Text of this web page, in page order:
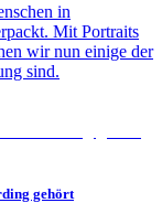
in
Mit Portraits
wir nun einige der
sind.
gehört